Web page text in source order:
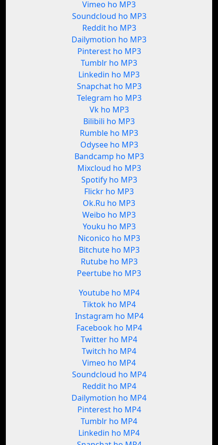
Vimeo ho MP3
Soundcloud ho MP3
Reddit ho MP3
Dailymotion ho MP3
Pinterest ho MP3
Tumblr ho MP3
Linkedin ho MP3
Snapchat ho MP3
Telegram ho MP3
Vk ho MP3
Bilibili ho MP3
Rumble ho MP3
Odysee ho MP3
Bandcamp ho MP3
Mixcloud ho MP3
Spotify ho MP3
Flickr ho MP3
Ok.Ru ho MP3
Weibo ho MP3
Youku ho MP3
Niconico ho MP3
Bitchute ho MP3
Rutube ho MP3
Peertube ho MP3
Youtube ho MP4
Tiktok ho MP4
Instagram ho MP4
Facebook ho MP4
Twitter ho MP4
Twitch ho MP4
Vimeo ho MP4
Soundcloud ho MP4
Reddit ho MP4
Dailymotion ho MP4
Pinterest ho MP4
Tumblr ho MP4
Linkedin ho MP4